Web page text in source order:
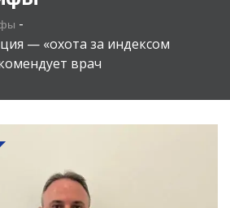
-
— «охота за индексом
врач